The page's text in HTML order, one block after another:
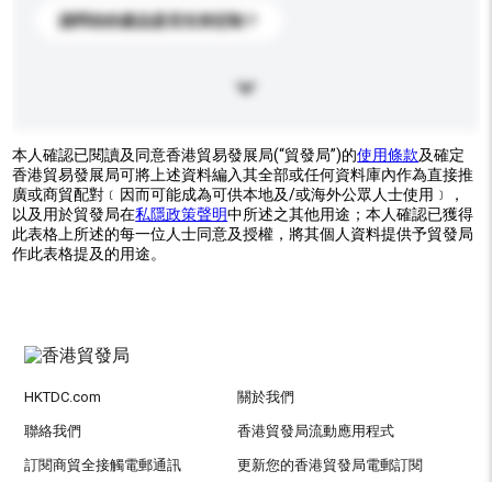
請問你的產品是否支持定制？
本人確認已閱讀及同意香港貿易發展局(“貿發局”)的使用條款及確定
香港貿易發展局可將上述資料編入其全部或任何資料庫內作為直接推
廣或商貿配對﹝因而可能成為可供本地及/或海外公眾人士使用﹞，
以及用於貿發局在私隱政策聲明中所述之其他用途；本人確認已獲得
此表格上所述的每一位人士同意及授權，將其個人資料提供予貿發局
作此表格提及的用途。
HKTDC.com 關於我們
聯絡我們 香港貿發局流動應用程式
訂閱商貿全接觸電郵通訊 更新您的香港貿發局電郵訂閱